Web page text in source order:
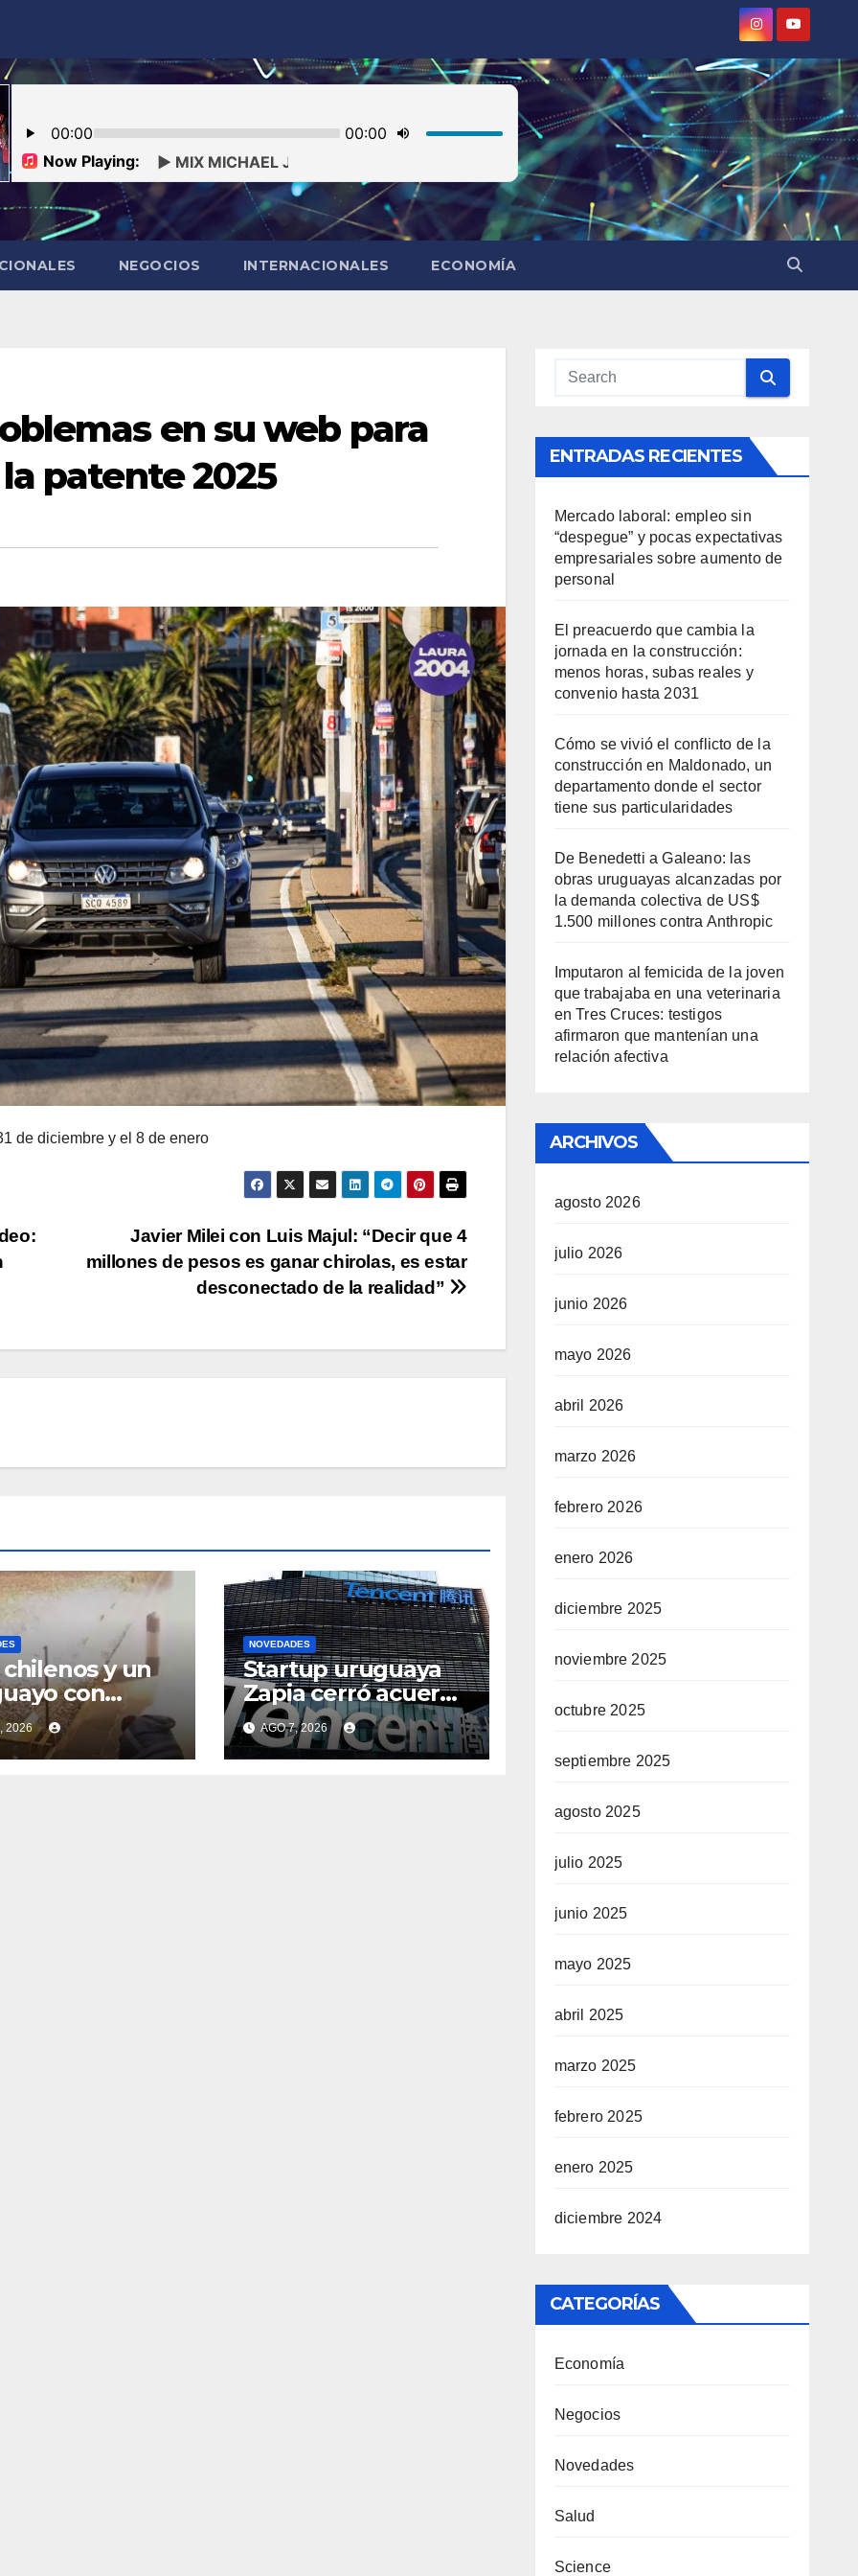
NEGOCIOS INTERNACIONALES ECONOMÍA
en su web para
patente 2025
de diciembre y el 8 de enero
Javier Milei con Luis Majul: “Decir que 4
millones de pesos es ganar chirolas, es estar
desconectado de la realidad”
y un
con
son los
por el
2026
NOVEDADES
Startup uruguaya
Zapia cerró acuerdo
con la gigante china
Tencent y busca
impulsar la
AGO 7, 2026
ENTRADAS RECIENTES
Mercado laboral: empleo sin
“despegue” y pocas expectativas
empresariales sobre aumento de
personal
El preacuerdo que cambia la
jornada en la construcción:
menos horas, subas reales y
convenio hasta 2031
Cómo se vivió el conflicto de la
construcción en Maldonado, un
departamento donde el sector
tiene sus particularidades
De Benedetti a Galeano: las
obras uruguayas alcanzadas por
la demanda colectiva de US$
1.500 millones contra Anthropic
Imputaron al femicida de la joven
que trabajaba en una veterinaria
en Tres Cruces: testigos
afirmaron que mantenían una
relación afectiva
ARCHIVOS
agosto 2026
julio 2026
junio 2026
mayo 2026
abril 2026
marzo 2026
febrero 2026
enero 2026
diciembre 2025
noviembre 2025
octubre 2025
septiembre 2025
agosto 2025
julio 2025
junio 2025
mayo 2025
abril 2025
marzo 2025
febrero 2025
enero 2025
diciembre 2024
CATEGORÍAS
Economía
Negocios
Novedades
Salud
Science